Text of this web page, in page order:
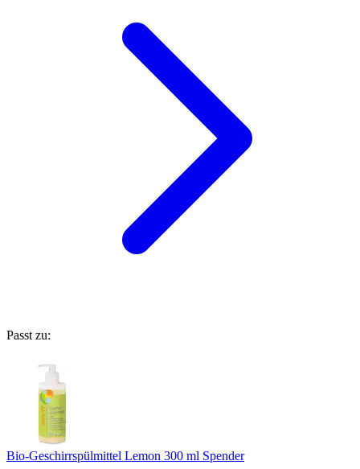
Passt zu:
Bio-Geschirrspülmittel Lemon 300 ml Spender